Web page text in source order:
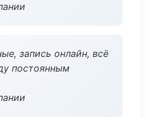
запись онлайн, всё
постоянным